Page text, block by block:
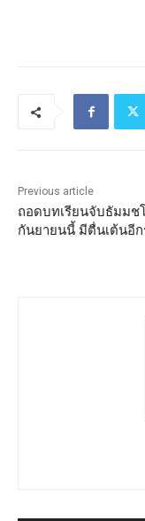
Previous article
ถอดบทเรียนจับธัมมช
กันยายนนี้ มีตื่นเต้นอีก